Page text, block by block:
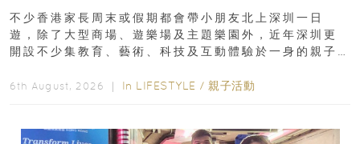
齡、交通、門票、開放時間
不少香港家長周末或假期都會帶小朋友北上深圳一日
遊，除了大型商場、遊樂場及主題樂園外，近年深圳更
開設不少集教育、藝術、科技及互動體驗於一身的親子
6th August, 2026 ｜ In LIFESTYLE / 親子活動